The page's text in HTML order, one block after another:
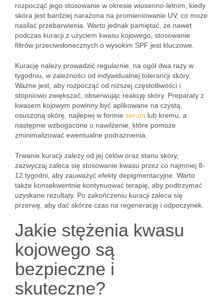
rozpocząć jego stosowanie w okresie wiosenno-letnim, kiedy
skóra jest bardziej narażona na promieniowanie UV, co może
nasilać przebarwienia. Warto jednak pamiętać, że nawet
podczas kuracji z użyciem kwasu kojowego, stosowanie
filtrów przeciwsłonecznych o wysokim SPF jest kluczowe.
Kurację należy prowadzić regularnie, na ogół dwa razy w
tygodniu, w zależności od indywidualnej tolerancji skóry.
Ważne jest, aby rozpocząć od niższej częstotliwości i
stopniowo zwiększać, obserwując reakcję skóry. Preparaty z
kwasem kojowym powinny być aplikowane na czystą,
osuszoną skórę, najlepiej w formie serum lub kremu, a
następnie wzbogacone o nawilżenie, które pomoże
zminimalizować ewentualne podrażnienia.
Trwanie kuracji zależy od jej celów oraz stanu skóry,
zazwyczaj zaleca się stosowanie kwasu przez co najmniej 8-
12 tygodni, aby zauważyć efekty depigmentacyjne. Warto
także konsekwentnie kontynuować terapię, aby podtrzymać
uzyskane rezultaty. Po zakończeniu kuracji zaleca się
przerwę, aby dać skórze czas na regenerację i odpoczynek.
Jakie stężenia kwasu
kojowego są
bezpieczne i
skuteczne?